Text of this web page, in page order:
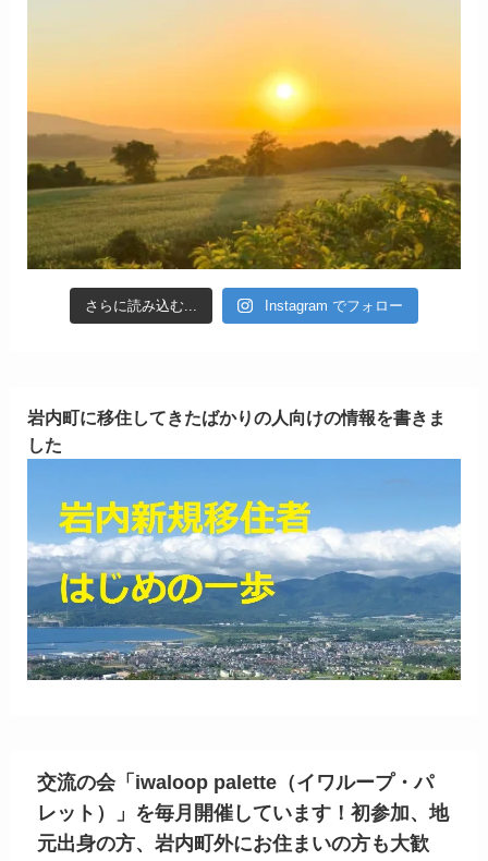
さらに読み込む... Instagram でフォロー
岩内町に移住してきたばかりの人向けの情報を書きま
した
交流の会「iwaloop palette（イワループ・パ
レット）」を毎月開催しています！初参加、地
元出身の方、岩内町外にお住まいの方も大歓